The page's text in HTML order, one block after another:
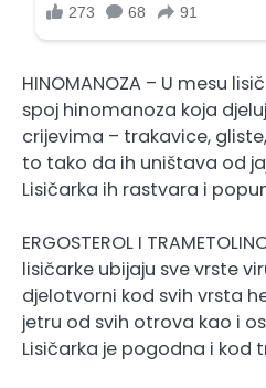
HINOMANOZA – U mesu
spoj hinomanoza koja
crijevima – trakavice,
to tako da ih uništava od
Lisičarka ih rastvara i
ERGOSTEROL I
lisičarke ubijaju sve vrste
djelotvorni kod svih vrsta
jetru od svih otrova kao i
Lisičarka je pogodna i kod